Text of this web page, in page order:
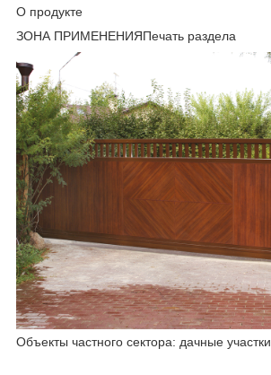
О продукте
ЗОНА ПРИМЕНЕНИЯПечать раздела
Объекты частного сектора: дачные участки